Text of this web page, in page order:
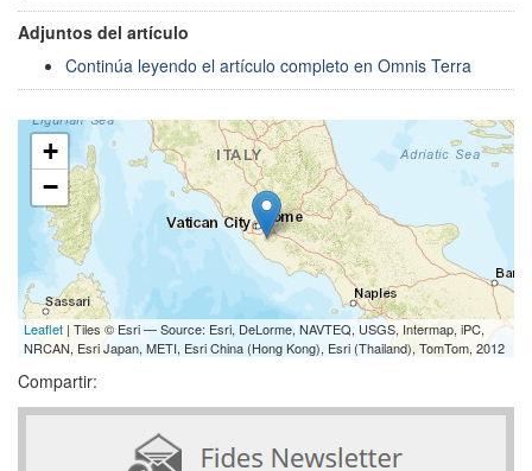
Adjuntos del artículo
Continúa leyendo el artículo completo en Omnis Terra
+
−
Leaflet | Tiles © Esri — Source: Esri, DeLorme, NAVTEQ, USGS, Intermap, iPC,
NRCAN, Esri Japan, METI, Esri China (Hong Kong), Esri (Thailand), TomTom, 2012
Compartir: